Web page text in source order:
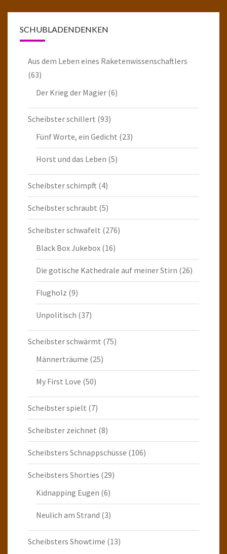
SCHUBLADENDENKEN
Aus dem Leben eines Raketenwissenschaftlers
(63)
Der Krieg der Magier (6)
Scheibster schillert (93)
Fünf Worte, ein Gedicht (23)
Horst und das Leben (5)
Scheibster schimpft (4)
Scheibster schraubt (5)
Scheibster schwafelt (276)
Black Box Jukebox (16)
Die gotische Kathedrale auf meiner Stirn (26)
Flugholz (9)
Unpolitisch (37)
Scheibster schwärmt (75)
Männerträume (25)
My First Love (50)
Scheibster spielt (7)
Scheibster zeichnet (8)
Scheibsters Schnappschüsse (106)
Scheibsters Shorties (29)
Kidnapping Eugen (6)
Neulich am Strand (3)
Scheibsters Showtime (13)